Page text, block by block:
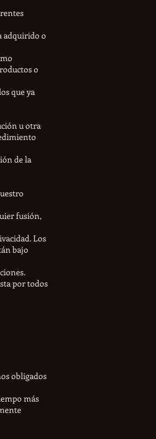
adquirido o
o
que ya
u otra
de la
fusión,
Los
bajo
por todos
obligados
más